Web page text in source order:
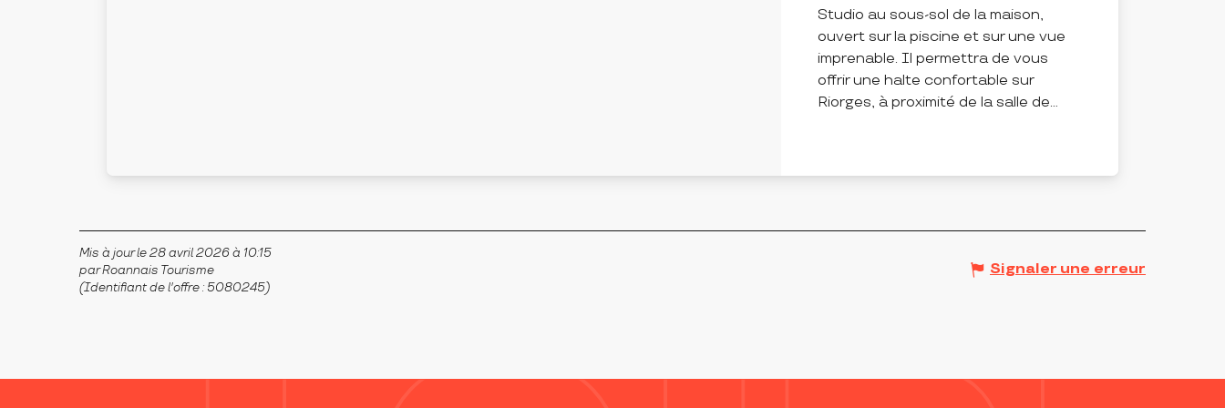
Studio au sous-sol de la maison,
ouvert sur la piscine et sur une vue
imprenable. Il permettra de vous
offrir une halte confortable sur
Riorges, à proximité de la salle de...
Mis à jour le 28 avril 2026 à 10:15
par Roannais Tourisme
(Identifiant de l'offre : 5080245)
Signaler une erreur